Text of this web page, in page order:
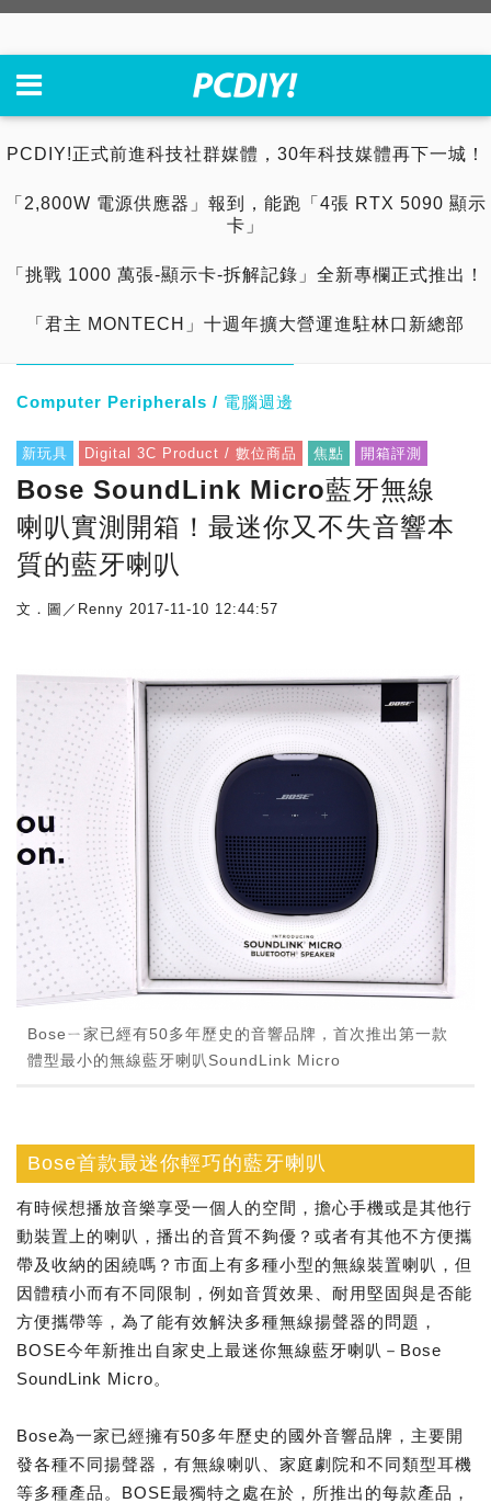
PCDIY!正式前進科技社群媒體，30年科技媒體再下一城！
「2,800W 電源供應器」報到，能跑「4張 RTX 5090 顯示
卡」
「挑戰 1000 萬張-顯示卡-拆解記錄」全新專欄正式推出！
「君主 MONTECH」十週年擴大營運進駐林口新總部
Computer Peripherals / 電腦週邊
新玩具 Digital 3C Product / 數位商品 焦點 開箱評測
Bose SoundLink Micro藍牙無線
喇叭實測開箱！最迷你又不失音響本
質的藍牙喇叭
文．圖／Renny 2017-11-10 12:44:57
Boseㄧ家已經有50多年歷史的音響品牌，首次推出第一款
體型最小的無線藍牙喇叭SoundLink Micro
Bose首款最迷你輕巧的藍牙喇叭
有時候想播放音樂享受一個人的空間，擔心手機或是其他行
動裝置上的喇叭，播出的音質不夠優？或者有其他不方便攜
帶及收納的困繞嗎？市面上有多種小型的無線裝置喇叭，但
因體積小而有不同限制，例如音質效果、耐用堅固與是否能
方便攜帶等，為了能有效解決多種無線揚聲器的問題，
BOSE今年新推出自家史上最迷你無線藍牙喇叭－Bose
SoundLink Micro。
Bose為一家已經擁有50多年歷史的國外音響品牌，主要開
發各種不同揚聲器，有無線喇叭、家庭劇院和不同類型耳機
等多種產品。BOSE最獨特之處在於，所推出的每款產品，